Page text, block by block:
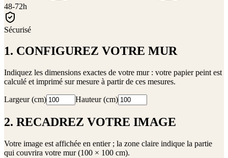
48-72h
Sécurisé
1. CONFIGUREZ VOTRE MUR
Indiquez les dimensions exactes de votre mur : votre papier peint est
calculé et imprimé sur mesure à partir de ces mesures.
Largeur (cm) Hauteur (cm)
2. RECADREZ VOTRE IMAGE
Votre image est affichée en entier ; la zone claire indique la partie
qui couvrira votre mur (100 × 100 cm).